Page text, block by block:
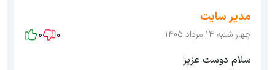
مدیر سایت
چهار شنبه 14 مرداد 1405 0
0
سلام دوست عزیز